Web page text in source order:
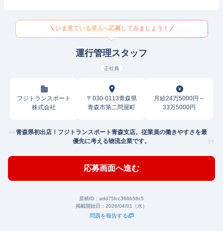
いま見ている求人へ応募してみましょう！
運行管理スタッフ
正社員
フジトランスポート
株式会社
〒030-0113青森県
青森市第二問屋町
月給24万5000円～
33万5000円
青森県初出店！フジトランスポート青森支店。従業員の働きやすさを最
優先に考える物流企業です。
応募画面へ進む
原稿ID： add75fcc366b58c5
掲載開始日： 2026/04/01（水）
問題を報告する